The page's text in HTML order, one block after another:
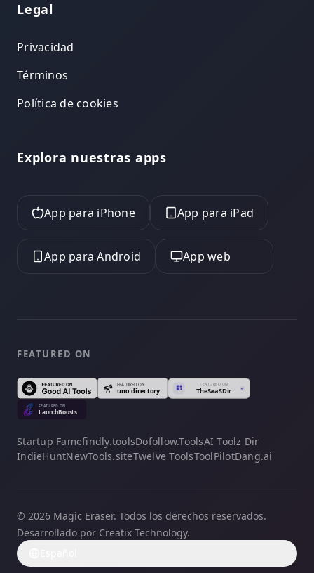
Legal
Privacidad
Términos
Política de cookies
Explora nuestras apps
App para iPhone App para iPad
App para Android App web
FEATURED ON
Startup Famefindly.toolsDofollow.ToolsAI Toolz Dir
IndieHuntNewTools.siteTwelve ToolsToolPilotDang.ai
© 2026 Magic Eraser. Todos los derechos reservados.
Desarrollado por Creatix Technology.